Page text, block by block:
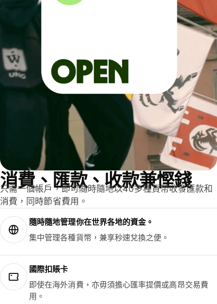
消費、匯款、收款兼慳錢
只需一個帳戶，即可隨時隨地以40多種貨幣收發匯款和
消費，同時節省費用。
隨時隨地管理你在世界各地的資金。
集中管理各種貨幣，兼享秒速兌換之便。
國際扣賬卡
即使在海外消費，亦毋須擔心匯率提價或高昂交易費
用。